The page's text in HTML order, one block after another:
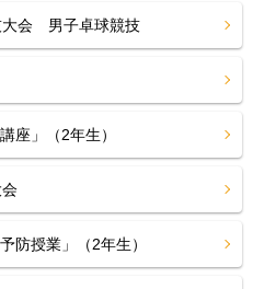
大会 男子卓球競技
座」（2年生）
防授業」（2年生）